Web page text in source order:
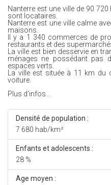
Nanterre est une ville de 90
sont locataires.
Nanterre est une ville calme
maisons.
Il y a 1 340 commerces de
restaurants et des
La ville est bien desservie en
ménages ne possédant pas
espaces verts.
La ville est située à 11 km du
voiture.
Plus d'infos...
Densité de population :
7 680 hab/km²
Enfants et adolescents :
28 %
Age moyen :